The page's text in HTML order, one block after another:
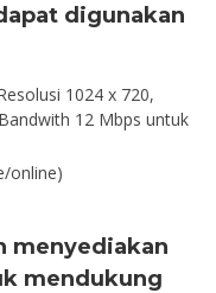
digunakan
1024 x 720,
12 Mbps untuk
online)
menyediakan
mendukung